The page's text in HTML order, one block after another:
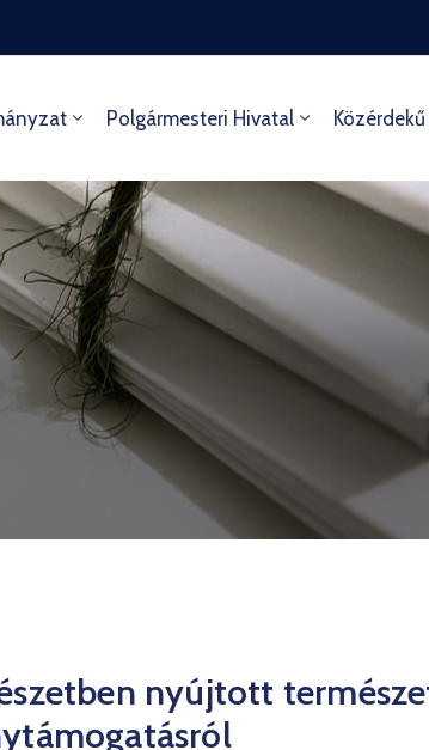
Polgármesteri Hivatal Közérdekű
nyújtott